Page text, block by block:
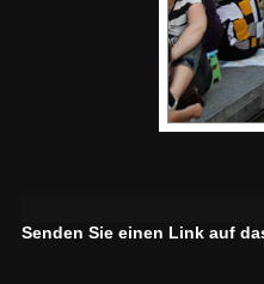
Senden Sie einen Link auf